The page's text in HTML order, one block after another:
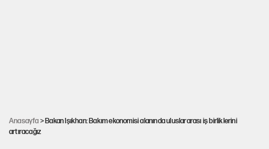
Anasayfa > Bakan Işıkhan: Bakım ekonomisi alanında uluslararası iş birliklerini
artıracağız